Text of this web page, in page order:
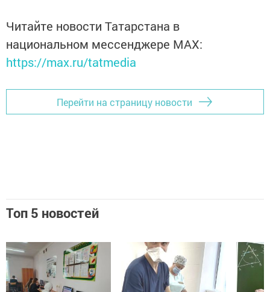
Читайте новости Татарстана в
национальном мессенджере MАХ:
https://max.ru/tatmedia
Перейти на страницу новости
Топ 5 новостей